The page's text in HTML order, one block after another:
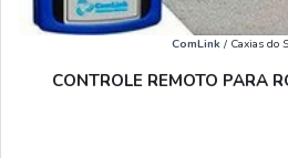
ComLink/ Caxias do
CONTROLE REMOTO PARA